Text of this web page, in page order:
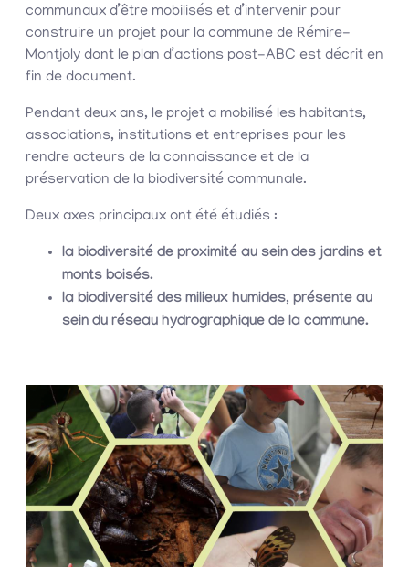
communaux d’être mobilisés et d’intervenir pour
construire un projet pour la commune de Rémire-
Montjoly dont le plan d’actions post-ABC est décrit en
fin de document.
Pendant deux ans, le projet a mobilisé les habitants,
associations, institutions et entreprises pour les
rendre acteurs de la connaissance et de la
préservation de la biodiversité communale.
Deux axes principaux ont été étudiés :
la biodiversité de proximité au sein des jardins et
monts boisés.
la biodiversité des milieux humides, présente au
sein du réseau hydrographique de la commune.